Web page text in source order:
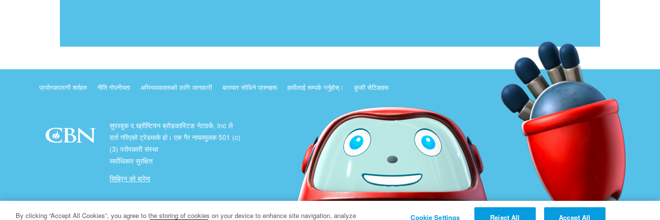
प्रयोगकालागी शर्तहरु नीति गोपनीयता अभिभावकहरूको लागि जानकारी बारम्वार साेधिने प्रश्नहरू हामीलाई सम्पर्क गर्नुहोस्। कुकी सेटिङहरू
सुपरबुक द ख्रीष्टियन ब्रोडकास्टिङ नेटवर्क, Inc ले
दर्ता गरिएको ट्रेडमार्क हो। एक गैर नाफामुलक 501 (c)
(3) परोपकारी संस्था
सर्वाधिकार सुरक्षित
सिबिएन को बारेमा
प्रतिलिपि अधिकार ख्रीष्टियन ब्रोडकास्टिङ् नेटवर्क
By clicking “Accept All Cookies”, you agree to the storing of cookies on your device to enhance site navigation, analyze Cookie Settings Reject All Accept All